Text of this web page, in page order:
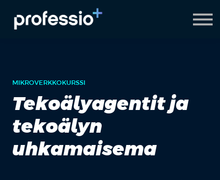
AI Coach
Pyydä demo
MIKROVERKKOKURSSI
Tekoälyagentit ja
tekoälyn
uhkamaisema